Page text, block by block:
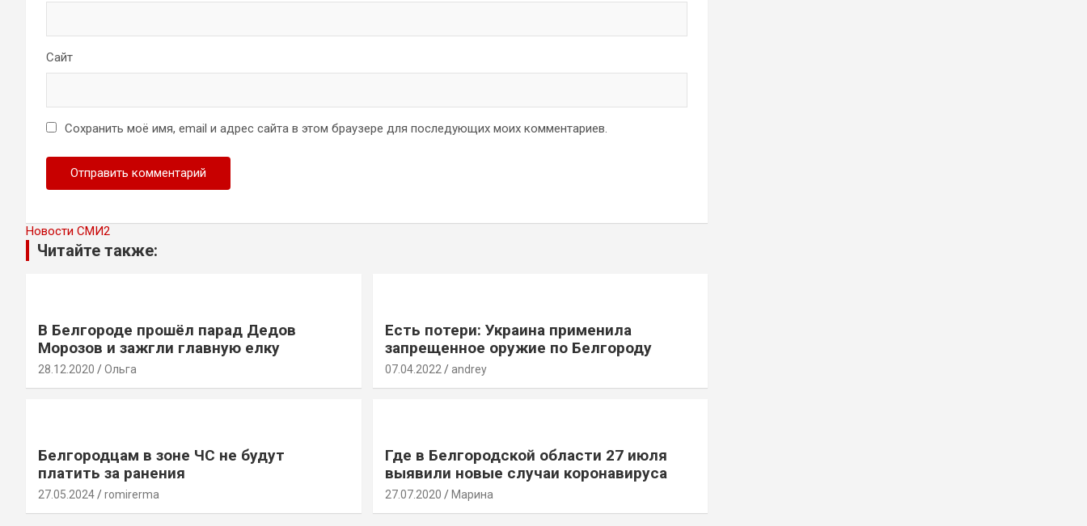
Сайт
Сохранить моё имя, email и адрес сайта в этом браузере для последующих моих комментариев.
Новости СМИ2
Читайте также:
В Белгороде прошёл парад Дедов
Морозов и зажгли главную елку
28.12.2020 Ольга
Есть потери: Украина применила
запрещенное оружие по Белгороду
07.04.2022 andrey
Белгородцам в зоне ЧС не будут
платить за ранения
27.05.2024 romirerma
Где в Белгородской области 27 июля
выявили новые случаи коронавируса
27.07.2020 Марина